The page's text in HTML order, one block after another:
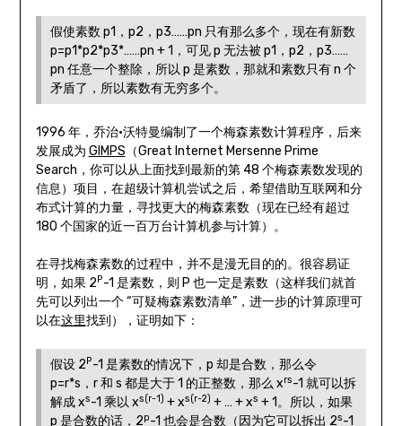
假使素数 p1，p2，p3……pn 只有那么多个，现在有新数
p=p1*p2*p3*……pn + 1，可见 p 无法被 p1，p2，p3……
pn 任意一个整除，所以 p 是素数，那就和素数只有 n 个
矛盾了，所以素数有无穷多个。
1996 年，乔治·沃特曼编制了一个梅森素数计算程序，后来
发展成为 GIMPS （Great Internet Mersenne Prime
Search，你可以从上面找到最新的第 48 个梅森素数发现的
信息）项目，在超级计算机尝试之后，希望借助互联网和分
布式计算的力量，寻找更大的梅森素数（现在已经有超过
180 个国家的近一百万台计算机参与计算）。
在寻找梅森素数的过程中，并不是漫无目的的。很容易证
明，如果 2P-1 是素数，则 P 也一定是素数（这样我们就首
先可以列出一个 “可疑梅森素数清单”，进一步的计算原理可
以在这里找到），证明如下：
假设 2P-1 是素数的情况下，p 却是合数，那么令
p=r*s，r 和 s 都是大于 1 的正整数，那么 xrs-1 就可以拆
解成 xs-1 乘以 xs(r-1) + xs(r-2) + … + xs + 1。所以，如果
p 是合数的话，2p-1 也会是合数（因为它可以拆出 2s-1